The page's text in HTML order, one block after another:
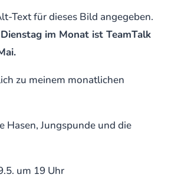
im Monat ist TeamTalk
zu meinem monatlichen
Hasen, Jungspunde und die
um 19 Uhr